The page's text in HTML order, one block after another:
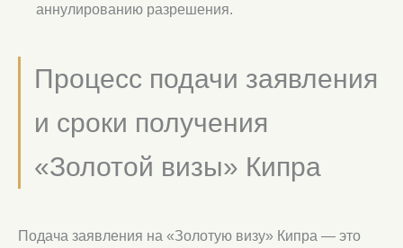
аннулированию разрешения.
Процесс подачи заявления
и сроки получения
«Золотой визы» Кипра
Подача заявления на «Золотую визу» Кипра — это